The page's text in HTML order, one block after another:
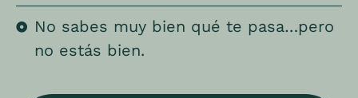
No sabes muy bien qué te pasa…pero
no estás bien.